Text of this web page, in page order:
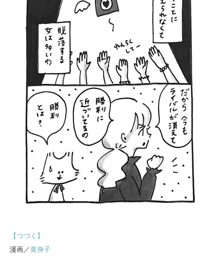
【つづく】
漫画／黄身子